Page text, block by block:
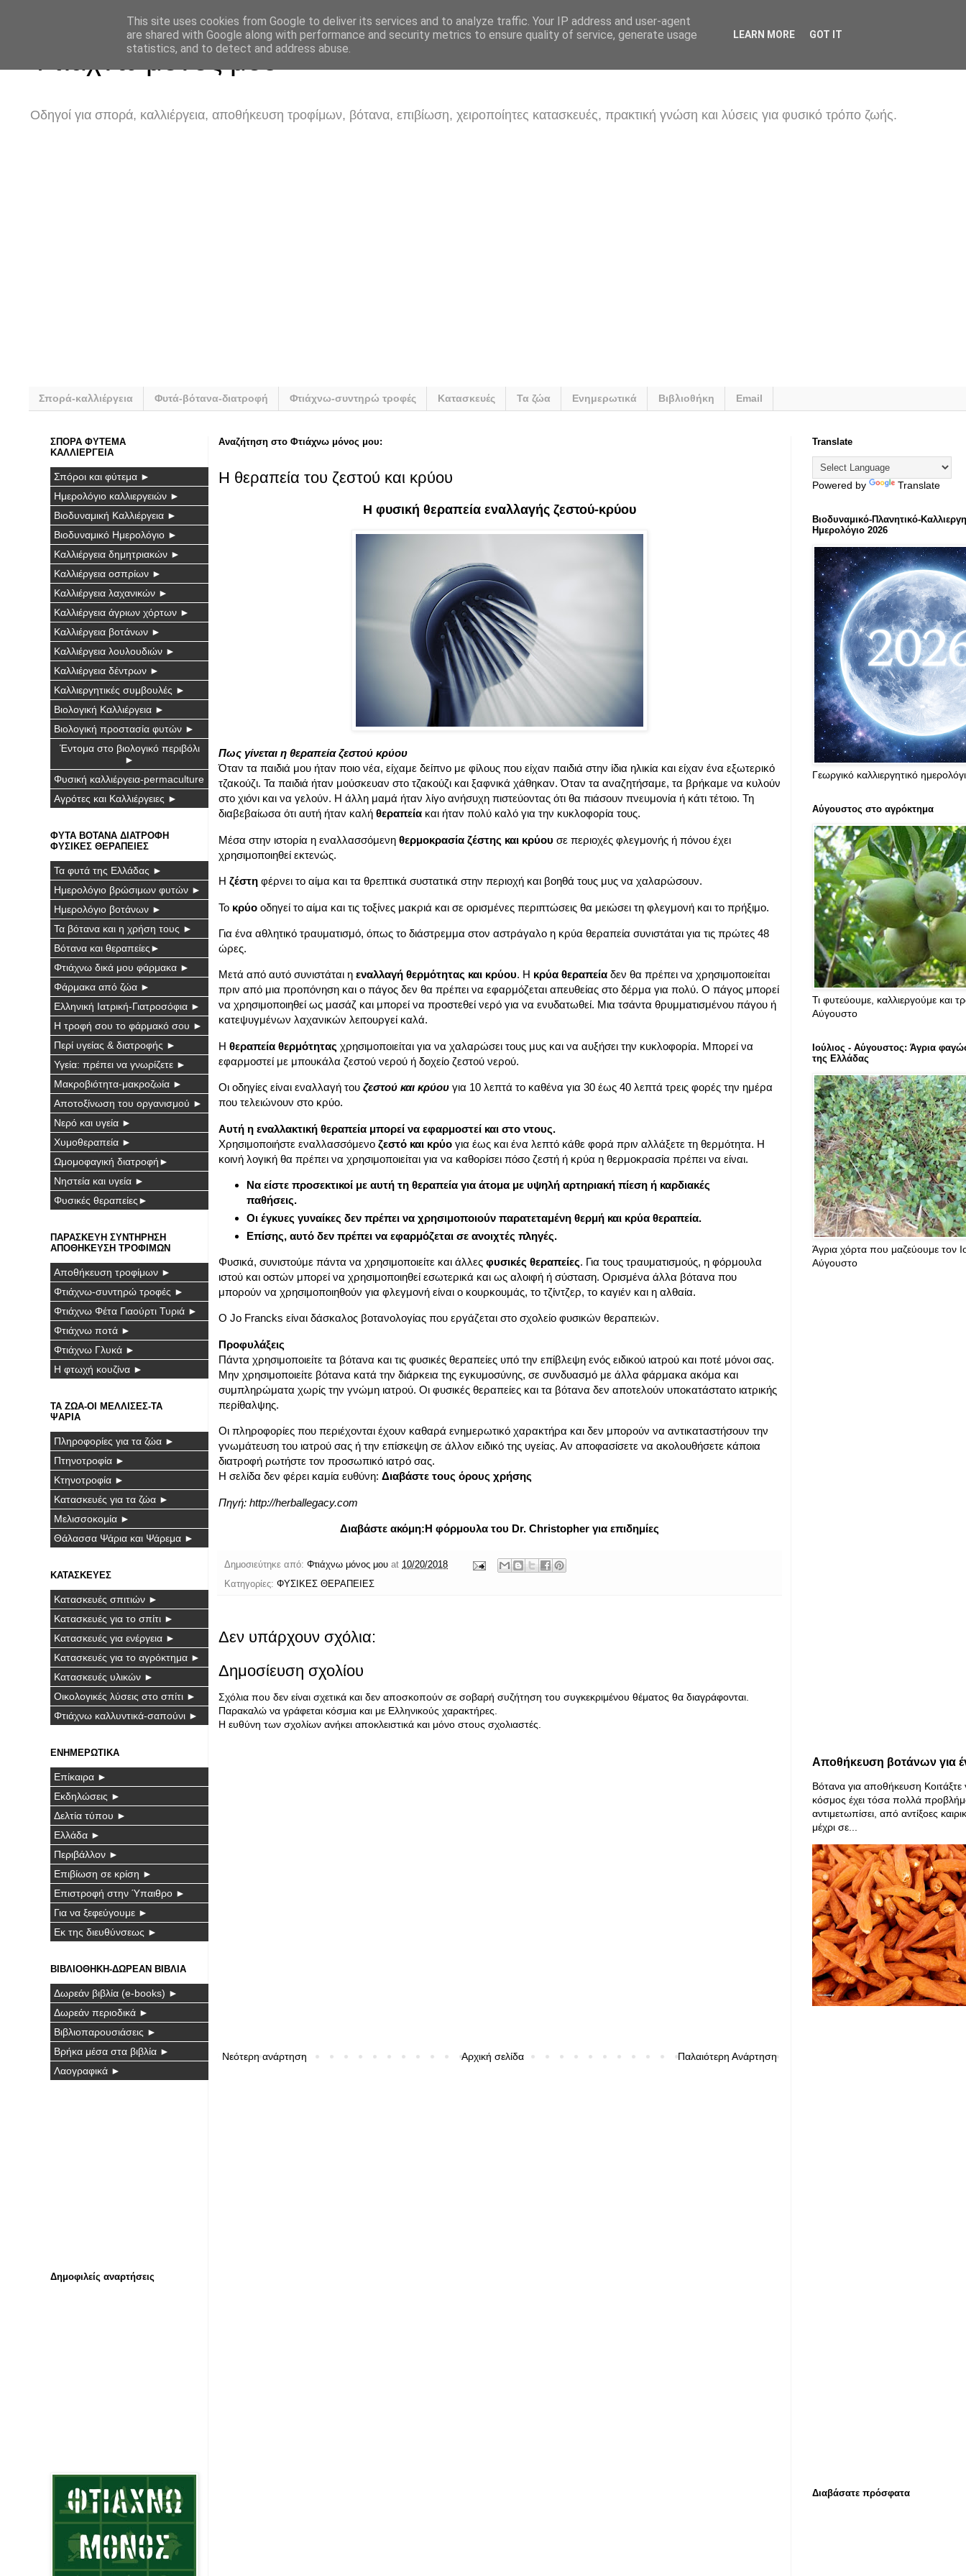
Φτιάχνω μόνος μου
Οδηγοί για σπορά, καλλιέργεια, αποθήκευση τροφίμων, βότανα, επιβίωση, χειροποίητες κατασκευές, πρακτική γνώση και λύσεις για φυσικό τρόπο ζωής.
Σπορά-καλλιέργεια Φυτά-βότανα-διατροφή Φτιάχνω-συντηρώ τροφές Κατασκευές Τα ζώα Ενημερωτικά Βιβλιοθήκη Email
Αναζήτηση στο Φτιάχνω μόνος μου:
Η θεραπεία του ζεστού και κρύου
Η φυσική θεραπεία εναλλαγής ζεστού-κρύου
Πως γίνεται η θεραπεία ζεστού κρύου
Όταν τα παιδιά μου ήταν ποιο νέα, είχαμε δείπνο με φίλους που είχαν παιδιά στην ίδια ηλικία και είχαν ένα εξωτερικό
τζακούζι. Τα παιδιά ήταν μούσκευαν στο τζακούζι και ξαφνικά χάθηκαν. Όταν τα αναζητήσαμε, τα βρήκαμε να κυλούν
στο χιόνι και να γελούν. Η άλλη μαμά ήταν λίγο ανήσυχη πιστεύοντας ότι θα πιάσουν πνευμονία ή κάτι τέτοιο. Τη
διαβεβαίωσα ότι αυτή ήταν καλή θεραπεία και ήταν πολύ καλό για την κυκλοφορία τους.
Μέσα στην ιστορία η εναλλασσόμενη θερμοκρασία ζέστης και κρύου σε περιοχές φλεγμονής ή πόνου έχει
χρησιμοποιηθεί εκτενώς.
Η ζέστη φέρνει το αίμα και τα θρεπτικά συστατικά στην περιοχή και βοηθά τους μυς να χαλαρώσουν.
Το κρύο οδηγεί το αίμα και τις τοξίνες μακριά και σε ορισμένες περιπτώσεις θα μειώσει τη φλεγμονή και το πρήξιμο.
Για ένα αθλητικό τραυματισμό, όπως το διάστρεμμα στον αστράγαλο η κρύα θεραπεία συνιστάται για τις πρώτες 48
ώρες.
Μετά από αυτό συνιστάται η εναλλαγή θερμότητας και κρύου. Η κρύα θεραπεία δεν θα πρέπει να χρησιμοποιείται
πριν από μια προπόνηση και ο πάγος δεν θα πρέπει να εφαρμόζεται απευθείας στο δέρμα για πολύ. Ο πάγος μπορεί
να χρησιμοποιηθεί ως μασάζ και μπορεί να προστεθεί νερό για να ενυδατωθεί. Μια τσάντα θρυμματισμένου πάγου ή
κατεψυγμένων λαχανικών λειτουργεί καλά.
Η θεραπεία θερμότητας χρησιμοποιείται για να χαλαρώσει τους μυς και να αυξήσει την κυκλοφορία. Μπορεί να
εφαρμοστεί με μπουκάλα ζεστού νερού ή δοχείο ζεστού νερού.
Οι οδηγίες είναι εναλλαγή του ζεστού και κρύου για 10 λεπτά το καθένα για 30 έως 40 λεπτά τρεις φορές την ημέρα
που τελειώνουν στο κρύο.
Αυτή η εναλλακτική θεραπεία μπορεί να εφαρμοστεί και στο ντους.
Χρησιμοποιήστε εναλλασσόμενο ζεστό και κρύο για έως και ένα λεπτό κάθε φορά πριν αλλάξετε τη θερμότητα. Η
κοινή λογική θα πρέπει να χρησιμοποιείται για να καθορίσει πόσο ζεστή ή κρύα η θερμοκρασία πρέπει να είναι.
Να είστε προσεκτικοί με αυτή τη θεραπείαγια άτομα με υψηλή αρτηριακή πίεση ή καρδιακές
παθήσεις.
Οι έγκυες γυναίκες δεν πρέπει να χρησιμοποιούν παρατεταμένη θερμή και κρύα θεραπεία.
Επίσης, αυτό δεν πρέπει να εφαρμόζεται σε ανοιχτές πληγές.
Φυσικά, συνιστούμε πάντα να χρησιμοποιείτε και άλλες φυσικές θεραπείες. Για τους τραυματισμούς, η φόρμουλα
ιστού και οστών μπορεί να χρησιμοποιηθεί εσωτερικά και ως αλοιφή ή σύσταση. Ορισμένα άλλα βότανα που
μπορούν να χρησιμοποιηθούν για φλεγμονή είναι ο κουρκουμάς, το τζίντζερ, το καγιέν και η αλθαία.
Ο Jo Francks είναι δάσκαλος βοτανολογίας που εργάζεται στο σχολείο φυσικών θεραπειών.
Προφυλάξεις
Πάντα χρησιμοποιείτε τα βότανα και τις φυσικές θεραπείες υπό την επίβλεψη ενός ειδικού ιατρού και ποτέ μόνοι σας.
Μην χρησιμοποιείτε βότανα κατά την διάρκεια της εγκυμοσύνης, σε συνδυασμό με άλλα φάρμακα ακόμα και
συμπληρώματα χωρίς την γνώμη ιατρού. Οι φυσικές θεραπείες και τα βότανα δεν αποτελούν υποκατάστατο ιατρικής
περίθαλψης.
Οι πληροφορίες που περιέχονται έχουν καθαρά ενημερωτικό χαρακτήρα και δεν μπορούν να αντικαταστήσουν την
γνωμάτευση του ιατρού σας ή την επίσκεψη σε άλλον ειδικό της υγείας. Αν αποφασίσετε να ακολουθήσετε κάποια
διατροφή ρωτήστε τον προσωπικό ιατρό σας.
Η σελίδα δεν φέρει καμία ευθύνη: Διαβάστε τους όρους χρήσης
Πηγή: http://herballegacy.com
Διαβάστε ακόμη:H φόρμουλα του Dr. Christopher για επιδημίες
Δημοσιεύτηκε από: Φτιάχνω μόνος μου at 10/20/2018
Κατηγορίες: ΦΥΣΙΚΕΣ ΘΕΡΑΠΕΙΕΣ
Δεν υπάρχουν σχόλια:
Δημοσίευση σχολίου
Σχόλια που δεν είναι σχετικά και δεν αποσκοπούν σε σοβαρή συζήτηση του συγκεκριμένου θέματος θα διαγράφονται.
Παρακαλώ να γράφεται κόσμια και με Ελληνικούς χαρακτήρες.
Η ευθύνη των σχολίων ανήκει αποκλειστικά και μόνο στους σχολιαστές.
Νεότερη ανάρτηση Παλαιότερη Ανάρτηση
Αρχική σελίδα
ΣΠΟΡΑ ΦΥΤΕΜΑ
ΚΑΛΛΙΕΡΓΕΙΑ
Σπόροι και φύτεμα ►
Ημερολόγιο καλλιεργειών ►
Βιοδυναμική Καλλιέργεια ►
Βιοδυναμικό Ημερολόγιο ►
Καλλιέργεια δημητριακών ►
Καλλιέργεια οσπρίων ►
Καλλιέργεια λαχανικών ►
Καλλιέργεια άγριων χόρτων ►
Καλλιέργεια βοτάνων ►
Καλλιέργεια λουλουδιών ►
Καλλιέργεια δέντρων ►
Καλλιεργητικές συμβουλές ►
Βιολογική Καλλιέργεια ►
Βιολογική προστασία φυτών ►
Έντομα στο βιολογικό περιβόλι
►
Φυσική καλλιέργεια-permaculture
Αγρότες και Καλλιέργειες ►
ΦΥΤΑ ΒΟΤΑΝΑ ΔΙΑΤΡΟΦΗ
ΦΥΣΙΚΕΣ ΘΕΡΑΠΕΙΕΣ
Τα φυτά της Ελλάδας ►
Ημερολόγιο βρώσιμων φυτών ►
Ημερολόγιο βοτάνων ►
Τα βότανα και η χρήση τους ►
Βότανα και θεραπείες►
Φτιάχνω δικά μου φάρμακα ►
Φάρμακα από ζώα ►
Ελληνική Ιατρική-Γιατροσόφια ►
Η τροφή σου το φάρμακό σου ►
Περί υγείας & διατροφής ►
Υγεία: πρέπει να γνωρίζετε ►
Μακροβιότητα-μακροζωία ►
Αποτοξίνωση του οργανισμού ►
Νερό και υγεία ►
Χυμοθεραπεία ►
Ωμομοφαγική διατροφή►
Νηστεία και υγεία ►
Φυσικές θεραπείες►
ΠΑΡΑΣΚΕΥΗ ΣΥΝΤΗΡΗΣΗ
ΑΠΟΘΗΚΕΥΣΗ ΤΡΟΦΙΜΩΝ
Αποθήκευση τροφίμων ►
Φτιάχνω-συντηρώ τροφές ►
Φτιάχνω Φέτα Γιαούρτι Τυριά ►
Φτιάχνω ποτά ►
Φτιάχνω Γλυκά ►
Η φτωχή κουζίνα ►
ΤΑ ΖΩΑ-ΟΙ ΜΕΛΛΙΣΕΣ-ΤΑ
ΨΑΡΙΑ
Πληροφορίες για τα ζώα ►
Πτηνοτροφία ►
Κτηνοτροφία ►
Κατασκευές για τα ζώα ►
Μελισσοκομία ►
Θάλασσα Ψάρια και Ψάρεμα ►
ΚΑΤΑΣΚΕΥΕΣ
Κατασκευές σπιτιών ►
Κατασκευές για το σπίτι ►
Κατασκευές για ενέργεια ►
Κατασκευές για το αγρόκτημα ►
Κατασκευές υλικών ►
Οικολογικές λύσεις στο σπίτι ►
Φτιάχνω καλλυντικά-σαπούνι ►
ΕΝΗΜΕΡΩΤΙΚΑ
Επίκαιρα ►
Εκδηλώσεις ►
Δελτία τύπου ►
Ελλάδα ►
Περιβάλλον ►
Επιβίωση σε κρίση ►
Επιστροφή στην Ύπαιθρο ►
Για να ξεφεύγουμε ►
Εκ της διευθύνσεως ►
ΒΙΒΛΙΟΘΗΚΗ-ΔΩΡΕΑΝ ΒΙΒΛΙΑ
Δωρεάν βιβλία (e-books) ►
Δωρεάν περιοδικά ►
Βιβλιοπαρουσιάσεις ►
Βρήκα μέσα στα βιβλία ►
Λαογραφικά ►
Δημοφιλείς αναρτήσεις
Translate
Powered by Translate
Βιοδυναμικό-Πλανητικό-
Ημερολόγιο 2026
Γεωργικό καλλιεργητικό
Αύγουστος στο αγρόκτημα
Τι φυτεύουμε, καλλιεργούμε και
Αύγουστο
Ιούλιος - Αύγουστος: Άγρια
της Ελλάδας
Άγρια χόρτα που μαζεύουμε τον
Αύγουστο
Αποθήκευση βοτάνων για
Βότανα για αποθήκευση
κόσμος έχει τόσα πολλά
αντιμετωπίσει, από αντίξοες
μέχρι σε...
Διαβάσατε πρόσφατα
This site uses cookies from Google to deliver its services and to analyze traffic. Your IP address and user-agent
are shared with Google along with performance and security metrics to ensure quality of service, generate usage
statistics, and to detect and address abuse.
LEARN MORE GOT IT